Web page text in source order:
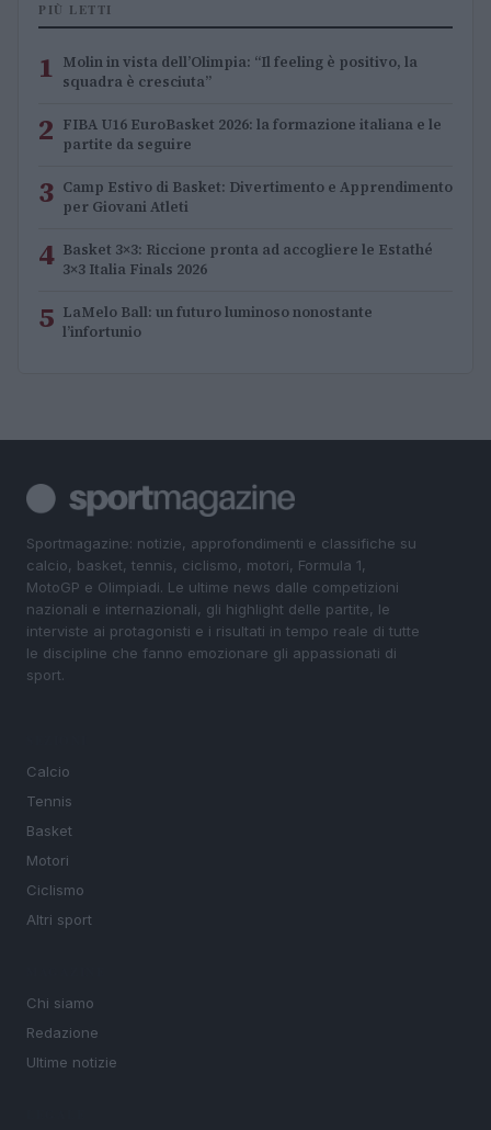
PIÙ LETTI
1 Molin in vista dell’Olimpia: “Il feeling è positivo, la
squadra è cresciuta”
2 FIBA U16 EuroBasket 2026: la formazione italiana e le
partite da seguire
3 Camp Estivo di Basket: Divertimento e Apprendimento
per Giovani Atleti
4 Basket 3×3: Riccione pronta ad accogliere le Estathé
3×3 Italia Finals 2026
5 LaMelo Ball: un futuro luminoso nonostante
l’infortunio
Sportmagazine: notizie, approfondimenti e classifiche su
calcio, basket, tennis, ciclismo, motori, Formula 1,
MotoGP e Olimpiadi. Le ultime news dalle competizioni
nazionali e internazionali, gli highlight delle partite, le
interviste ai protagonisti e i risultati in tempo reale di tutte
le discipline che fanno emozionare gli appassionati di
sport.
Calcio
Tennis
Basket
Motori
Ciclismo
Altri sport
Chi siamo
Redazione
Ultime notizie